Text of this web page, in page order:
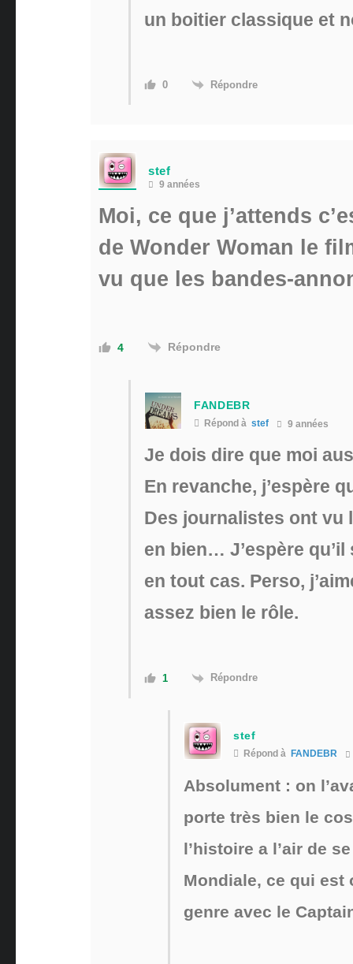
un boitier classique et
0 Répondre
stef
9 années
Moi, ce que j’attends
de Wonder Woman le
vu que les bandes-
4 Répondre
FANDEBR
Répond à stef 9 années
Je dois dire que moi
En revanche, j’espère
Des journalistes ont vu
en bien… J’espère
en tout cas. Perso,
assez bien le rôle.
1 Répondre
stef
Répond à FANDEBR
Absolument : on
porte très bien le
l’histoire a l’air de
Mondiale, ce qui
genre avec le